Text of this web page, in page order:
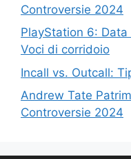
Controversie 2024
PlayStation 6:
Voci di corridoio
Incall vs. Outcall:
Andrew Tate
Controversie 2024